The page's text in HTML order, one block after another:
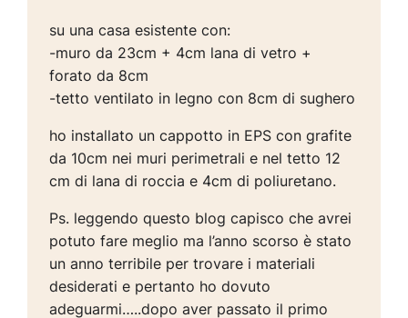
su una casa esistente con:
-muro da 23cm + 4cm lana di vetro +
forato da 8cm
-tetto ventilato in legno con 8cm di sughero
ho installato un cappotto in EPS con grafite
da 10cm nei muri perimetrali e nel tetto 12
cm di lana di roccia e 4cm di poliuretano.
Ps. leggendo questo blog capisco che avrei
potuto fare meglio ma l’anno scorso è stato
un anno terribile per trovare i materiali
desiderati e pertanto ho dovuto
adeguarmi…..dopo aver passato il primo